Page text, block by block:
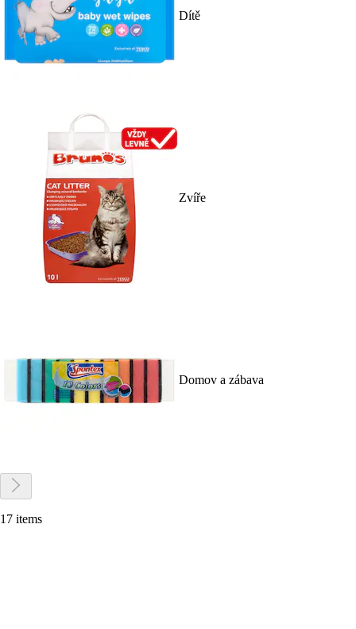
Dítě
Zvíře
Domov a zábava
17 items